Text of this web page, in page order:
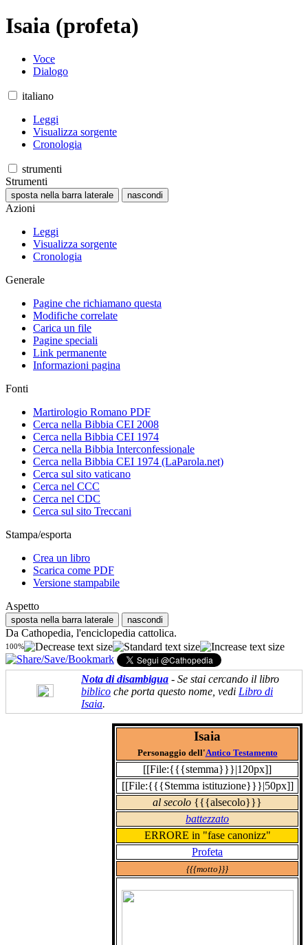
Isaia (profeta)
Voce
Dialogo
italiano
Leggi
Visualizza sorgente
Cronologia
strumenti
Strumenti
sposta nella barra laterale nascondi
Azioni
Leggi
Visualizza sorgente
Cronologia
Generale
Pagine che richiamano questa
Modifiche correlate
Carica un file
Pagine speciali
Link permanente
Informazioni pagina
Fonti
Martirologio Romano PDF
Cerca nella Bibbia CEI 2008
Cerca nella Bibbia CEI 1974
Cerca nella Bibbia Interconfessionale
Cerca nella Bibbia CEI 1974 (LaParola.net)
Cerca sul sito vaticano
Cerca nel CCC
Cerca nel CDC
Cerca sul sito Treccani
Stampa/esporta
Crea un libro
Scarica come PDF
Versione stampabile
Aspetto
sposta nella barra laterale nascondi
Da Cathopedia, l'enciclopedia cattolica.
100%
Nota di disambigua - Se stai cercando il libro
biblico che porta questo nome, vedi Libro di
Isaia.
Isaia
Personaggio dell'Antico Testamento
[[File:{{{stemma}}}|120px]]
[[File:{{{Stemma istituzione}}}|50px]]
al secolo {{{alsecolo}}}
battezzato
ERRORE in "fase canonizz"
Profeta
{{{motto}}}